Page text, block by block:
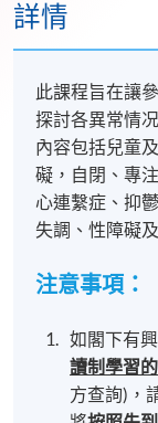
詳情
此課程旨在讓
探討各異常情
內容包括兒童
礙，自閉、專
心連繫症、抑
失調、性障礙
注意事項：
如閣下有
讀制學習
方查詢)，